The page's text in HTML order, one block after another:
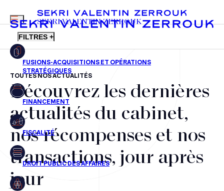
FR EN
MENU
SEKRI VALENTIN ZERROUK
FILTRES +
Fusions-acquisitions et opérations stratégiques
Financement
Fiscalité
Droit public des affaires
Droit social
TOUTES NOS ACTUALITÉS
Découvrez les dernières
actualités du cabinet,
nos récompenses et nos
transactions, jour après
jour